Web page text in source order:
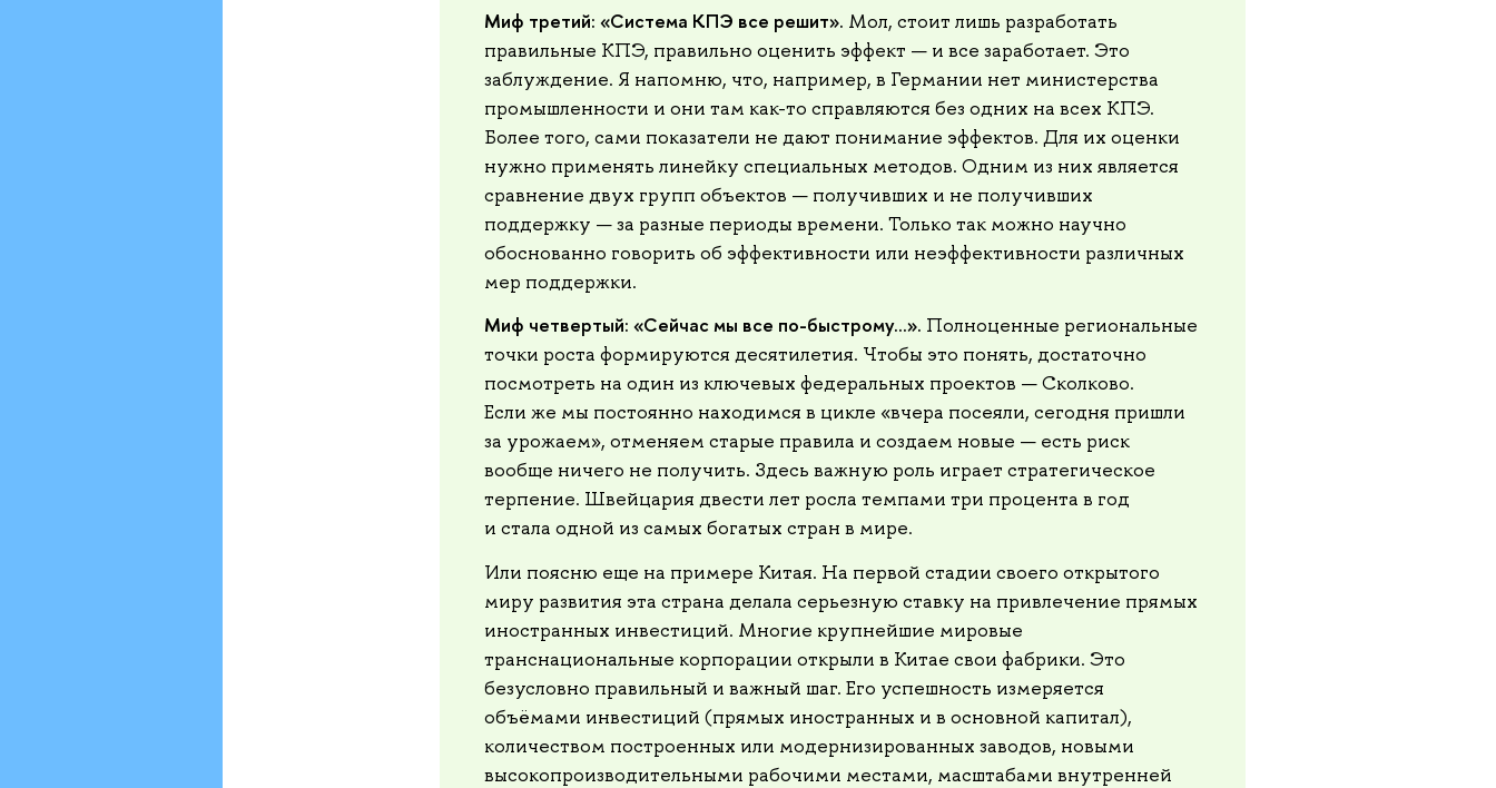
Миф третий: «Система КПЭ все решит». Мол, стоит лишь разработать
правильные КПЭ, правильно оценить эффект — и все заработает. Это
заблуждение. Я напомню, что, например, в Германии нет министерства
промышленности и они там как-то справляются без одних на всех КПЭ.
Более того, сами показатели не дают понимание эффектов. Для их оценки
нужно применять линейку специальных методов. Одним из них является
сравнение двух групп объектов — получивших и не получивших
поддержку — за разные периоды времени. Только так можно научно
обоснованно говорить об эффективности или неэффективности различных
мер поддержки.
Миф четвертый: «Сейчас мы все по-быстрому...». Полноценные региональные
точки роста формируются десятилетия. Чтобы это понять, достаточно
посмотреть на один из ключевых федеральных проектов — Сколково.
Если же мы постоянно находимся в цикле «вчера посеяли, сегодня пришли
за урожаем», отменяем старые правила и создаем новые — есть риск
вообще ничего не получить. Здесь важную роль играет стратегическое
терпение. Швейцария двести лет росла темпами три процента в год
и стала одной из самых богатых стран в мире.
Или поясню еще на примере Китая. На первой стадии своего открытого
миру развития эта страна делала серьезную ставку на привлечение прямых
иностранных инвестиций. Многие крупнейшие мировые
транснациональные корпорации открыли в Китае свои фабрики. Это
безусловно правильный и важный шаг. Его успешность измеряется
объёмами инвестиций (прямых иностранных и в основной капитал),
количеством построенных или модернизированных заводов, новыми
высокопроизводительными рабочими местами, масштабами внутренней